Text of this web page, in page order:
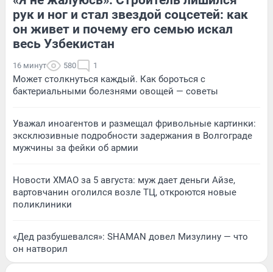
рук и ног и стал звездой соцсетей: как
он живет и почему его семью искал
весь Узбекистан
16 минут 580 1
Может столкнуться каждый. Как бороться с
бактериальными болезнями овощей — советы
Уважал иноагентов и размещал фривольные картинки:
эксклюзивные подробности задержания в Волгограде
мужчины за фейки об армии
Новости ХМАО за 5 августа: муж дает деньги Айзе,
вартовчанин оголился возле ТЦ, откроются новые
поликлиники
«Дед разбушевался»: SHAMAN довел Мизулину — что
он натворил